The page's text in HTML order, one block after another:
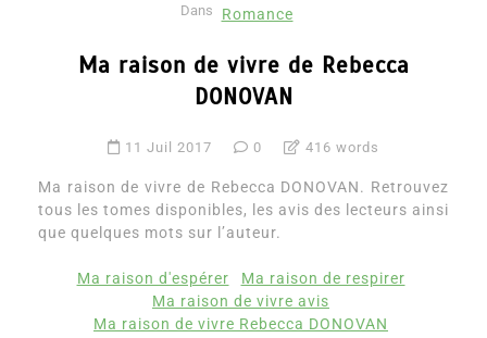
Dans Romance
Ma raison de vivre de Rebecca
DONOVAN
11 Juil 2017 0 416 words
Ma raison de vivre de Rebecca DONOVAN. Retrouvez
tous les tomes disponibles, les avis des lecteurs ainsi
que quelques mots sur l’auteur.
Ma raison d'espérer
Ma raison de respirer
Ma raison de vivre avis
Ma raison de vivre Rebecca DONOVAN